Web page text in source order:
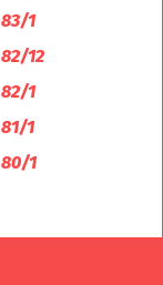
83/1
82/12
82/1
81/1
80/1